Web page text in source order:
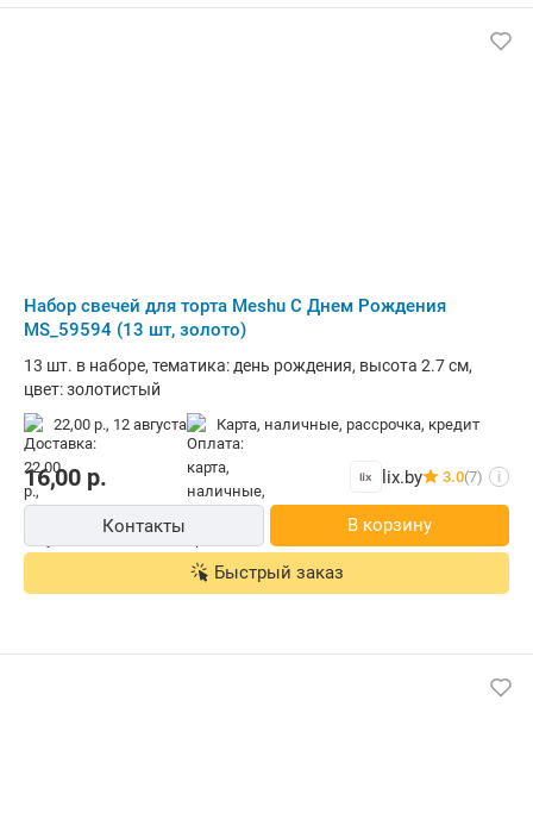
Набор свечей для торта Meshu С Днем Рождения
MS_59594 (13 шт, золото)
13 шт. в наборе, тематика: день рождения, высота 2.7 см,
цвет: золотистый
22,00 р., 12 августа карта, наличные, рассрочка, кредит
16,00 р. lix.by 3.0(7) i
Контакты В корзину
Быстрый заказ